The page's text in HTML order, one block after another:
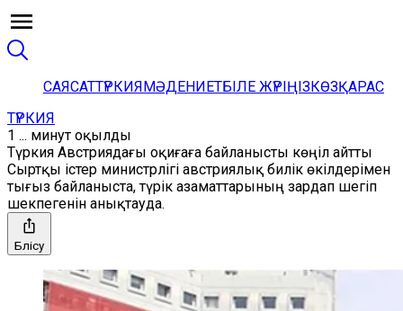
САЯСАТТҮРКИЯМӘДЕНИЕТБІЛЕ ЖҮРІҢІЗКӨЗҚАРАС
ТҮРКИЯ
1 ... минут оқылды
Түркия Австриядағы оқиғаға байланысты көңіл айтты
Сыртқы істер министрлігі австриялық билік өкілдерімен
тығыз байланыста, түрік азаматтарының зардап шегіп
шекпегенін анықтауда.
Бөлісу